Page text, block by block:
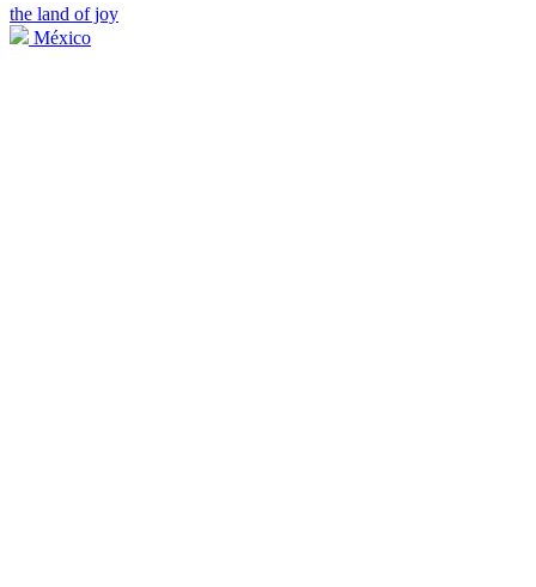
the land of joy
México